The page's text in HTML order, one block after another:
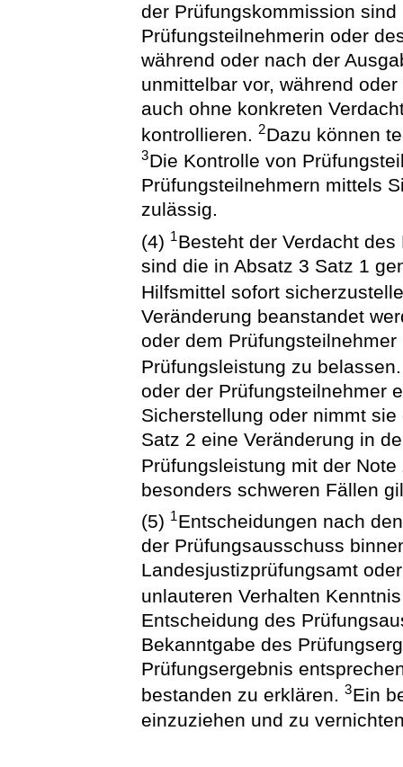
der Prüfungskommission
Prüfungsteilnehmerin oder
während oder nach der
unmittelbar vor, während
auch ohne konkreten
kontrollieren.2Dazu können
3Die Kontrolle von
Prüfungsteilnehmern mittels
zulässig.
(4) 1Besteht der Verdacht
sind die in Absatz 3 Satz 1
Hilfsmittel sofort
Veränderung beanstandet
oder dem
Prüfungsleistung zu
oder der Prüfungsteilnehmer
Sicherstellung oder nimmt
Satz 2 eine Veränderung in
Prüfungsleistung mit der
besonders schweren Fällen
(5) 1Entscheidungen nach
der Prüfungsausschuss
Landesjustizprüfungsamt
unlauteren Verhalten
Entscheidung des
Bekanntgabe des
Prüfungsergebnis
bestanden zu erklären.3Ein
einzuziehen und zu